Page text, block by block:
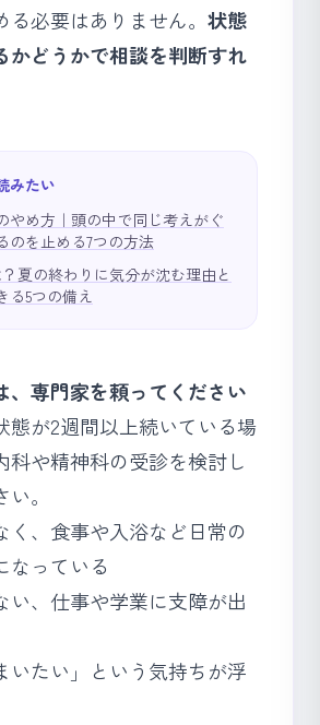
る必要はありません。 状態
かどうかで相談を判断すれ
みたい
やめ方｜頭の中で同じ考えがぐ
のを止める7つの方法
夏の終わりに気分が沈む理由と
る5つの備え
、専門家を頼ってください
態が2週間以上続いている場
科や精神科の受診を検討し
。
く、食事や入浴など日常の
なっている
い、仕事や学業に支障が出
いたい」という気持ちが浮